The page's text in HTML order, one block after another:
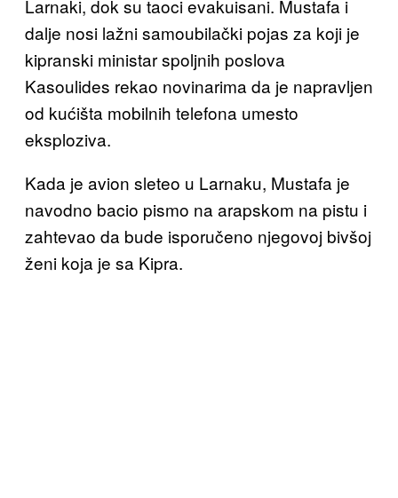
Larnaki, dok su taoci evakuisani. Mustafa i
dalje nosi lažni samoubilački pojas za koji je
kipranski ministar spoljnih poslova
Kasoulides rekao novinarima da je napravljen
od kućišta mobilnih telefona umesto
eksploziva.
Kada je avion sleteo u Larnaku, Mustafa je
navodno bacio pismo na arapskom na pistu i
zahtevao da bude isporučeno njegovoj bivšoj
ženi koja je sa Kipra.